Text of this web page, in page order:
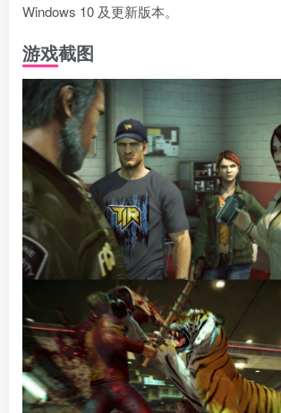
Windows 10 及更新版本。
游戏截图